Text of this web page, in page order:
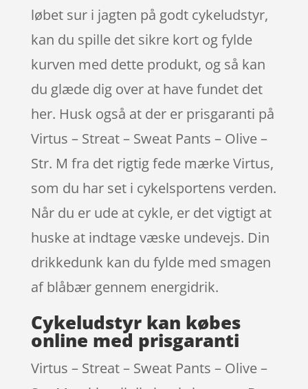
løbet sur i jagten på godt cykeludstyr,
kan du spille det sikre kort og fylde
kurven med dette produkt, og så kan
du glæde dig over at have fundet det
her. Husk også at der er prisgaranti på
Virtus – Streat – Sweat Pants – Olive –
Str. M fra det rigtig fede mærke Virtus,
som du har set i cykelsportens verden.
Når du er ude at cykle, er det vigtigt at
huske at indtage væske undevejs. Din
drikkedunk kan du fylde med smagen
af blåbær gennem energidrik.
Cykeludstyr kan købes
online med prisgaranti
Virtus – Streat – Sweat Pants – Olive –